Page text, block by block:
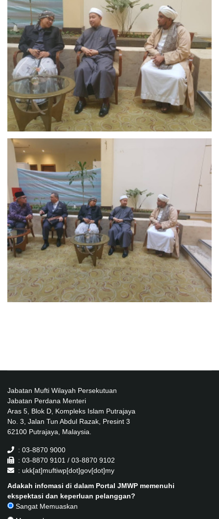
Jabatan Mufti Wilayah Persekutuan
Jabatan Perdana Menteri
Aras 5, Blok D, Kompleks Islam Putrajaya
No. 3, Jalan Tun Abdul Razak, Presint 3
62100 Putrajaya, Malaysia.
: 03-8870 9000
: 03-8870 9101 / 03-8870 9102
: ukk[at]muftiwp[dot]gov[dot]my
Adakah infomasi di dalam Portal JMWP memenuhi
ekspektasi dan keperluan pelanggan?
Sangat Memuaskan